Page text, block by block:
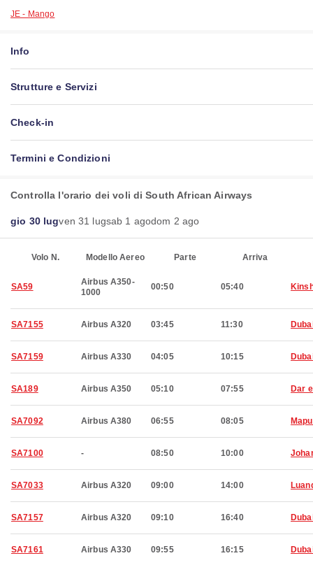
JE - Mango
Info
Strutture e Servizi
Check-in
Termini e Condizioni
Controlla l'orario dei voli di South African Airways
gio 30 lugven 31 lugsab 1 agodom 2 ago
Volo N. Modello Aereo Parte Arriva
SA59
Airbus A350-
1000
00:50 05:40
SA7155 Airbus A320 03:45 11:30
SA7159 Airbus A330 04:05 10:15
SA189 Airbus A350 05:10 07:55 Dar
SA7092 Airbus A380 06:55 08:05
SA7100 - 08:50 10:00
SA7033 Airbus A320 09:00 14:00
SA7157 Airbus A320 09:10 16:40
SA7161 Airbus A330 09:55 16:15